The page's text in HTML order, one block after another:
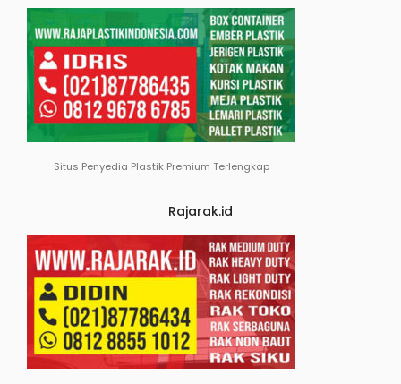
Situs Penyedia Plastik Premium Terlengkap
Rajarak.id